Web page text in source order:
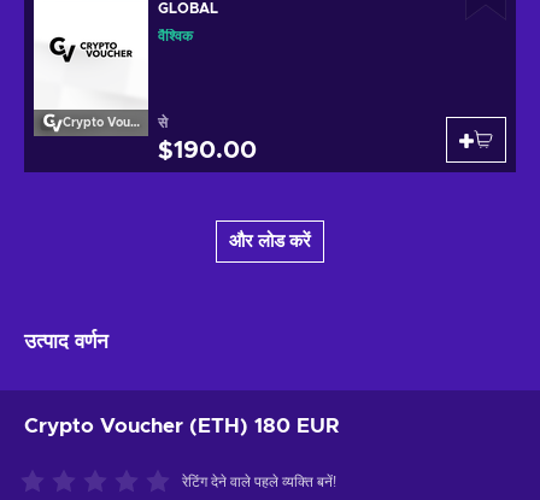
Crypto Voucher
GLOBAL
वैश्विक
से
$190.00
और लोड करें
उत्पाद वर्णन
Crypto Voucher (ETH) 180 EUR
रेटिंग देने वाले पहले व्यक्ति बनें!